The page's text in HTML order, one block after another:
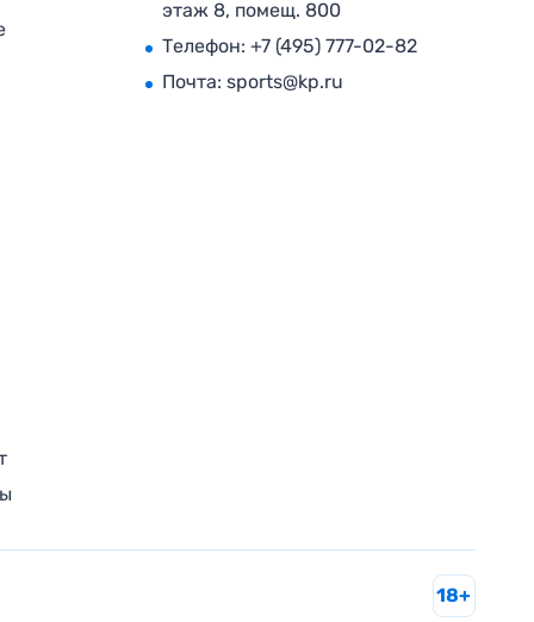
этаж 8, помещ. 800
Телефон: +7 (495) 777-02-82
Почта: sports@kp.ru
18+